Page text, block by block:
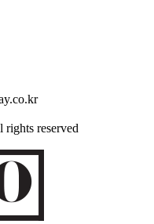
rights reserved